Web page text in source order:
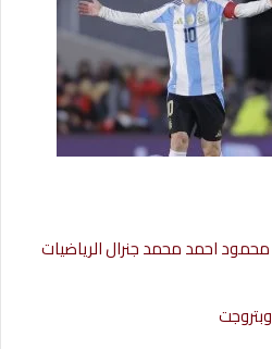
محمود احمد محمد جنرال الرياضيات